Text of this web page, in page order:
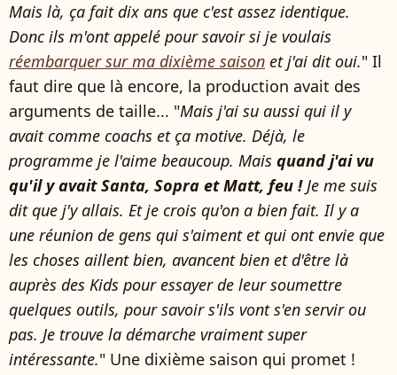
Mais là, ça fait dix ans que c'est assez identique.
Donc ils m'ont appelé pour savoir si je voulais
réembarquer sur ma dixième saison et j'ai dit oui." Il
faut dire que là encore, la production avait des
arguments de taille... "Mais j'ai su aussi qui il y
avait comme coachs et ça motive. Déjà, le
programme je l'aime beaucoup. Mais quand j'ai vu
qu'il y avait Santa, Sopra et Matt, feu !Je me suis
dit que j'y allais. Et je crois qu'on a bien fait. Il y a
une réunion de gens qui s'aiment et qui ont envie que
les choses aillent bien, avancent bien et d'être là
auprès des Kids pour essayer de leur soumettre
quelques outils, pour savoir s'ils vont s'en servir ou
pas. Je trouve la démarche vraiment super
intéressante." Une dixième saison qui promet !